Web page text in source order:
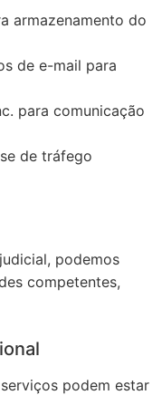
armazenamento do
de e-mail para
para comunicação
de tráfego
podemos
competentes,
podem estar